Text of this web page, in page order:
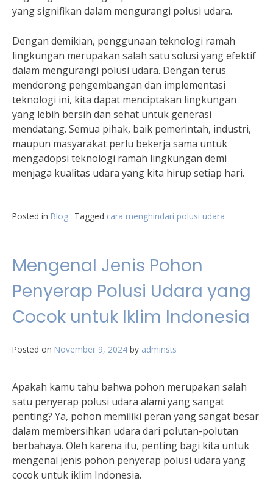
yang signifikan dalam mengurangi polusi udara.
Dengan demikian, penggunaan teknologi ramah
lingkungan merupakan salah satu solusi yang efektif
dalam mengurangi polusi udara. Dengan terus
mendorong pengembangan dan implementasi
teknologi ini, kita dapat menciptakan lingkungan
yang lebih bersih dan sehat untuk generasi
mendatang. Semua pihak, baik pemerintah, industri,
maupun masyarakat perlu bekerja sama untuk
mengadopsi teknologi ramah lingkungan demi
menjaga kualitas udara yang kita hirup setiap hari.
Posted in Blog Tagged cara menghindari polusi udara
Mengenal Jenis Pohon
Penyerap Polusi Udara yang
Cocok untuk Iklim Indonesia
Posted on November 9, 2024 by adminsts
Apakah kamu tahu bahwa pohon merupakan salah
satu penyerap polusi udara alami yang sangat
penting? Ya, pohon memiliki peran yang sangat besar
dalam membersihkan udara dari polutan-polutan
berbahaya. Oleh karena itu, penting bagi kita untuk
mengenal jenis pohon penyerap polusi udara yang
cocok untuk iklim Indonesia.